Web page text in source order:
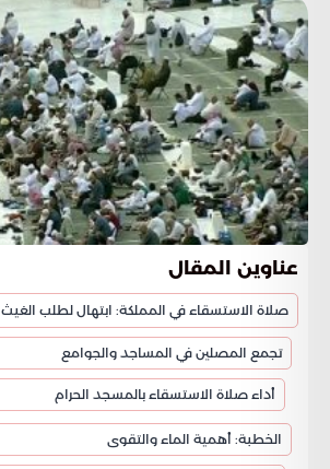
عناوين المقال
صلاة الاستسقاء في المملكة: ابتهال لطلب الغيث
تجمع المصلين في المساجد والجوامع
أداء صلاة الاستسقاء بالمسجد الحرام
الخطبة: أهمية الماء والتقوى